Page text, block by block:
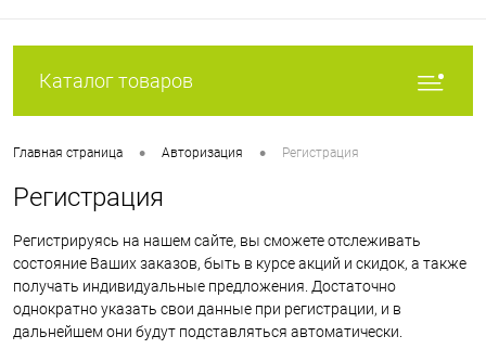
Каталог товаров
Главная страница • Авторизация • Регистрация
Регистрация
Регистрируясь на нашем сайте, вы сможете отслеживать
состояние Ваших заказов, быть в курсе акций и скидок, а также
получать индивидуальные предложения. Достаточно
однократно указать свои данные при регистрации, и в
дальнейшем они будут подставляться автоматически.